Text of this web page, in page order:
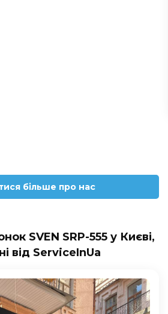
більше про нас
SVEN SRP-555 у Києві,
від ServiceInUa